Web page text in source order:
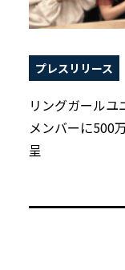
プレスリリース
リングガール
メンバーに500
呈